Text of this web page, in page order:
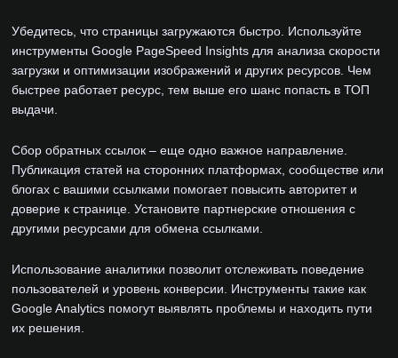
Убедитесь, что страницы загружаются быстро. Используйте
инструменты Google PageSpeed Insights для анализа скорости
загрузки и оптимизации изображений и других ресурсов. Чем
быстрее работает ресурс, тем выше его шанс попасть в ТОП
выдачи.
Сбор обратных ссылок – еще одно важное направление.
Публикация статей на сторонних платформах, сообществе или
блогах с вашими ссылками помогает повысить авторитет и
доверие к странице. Установите партнерские отношения с
другими ресурсами для обмена ссылками.
Использование аналитики позволит отслеживать поведение
пользователей и уровень конверсии. Инструменты такие как
Google Analytics помогут выявлять проблемы и находить пути
их решения.